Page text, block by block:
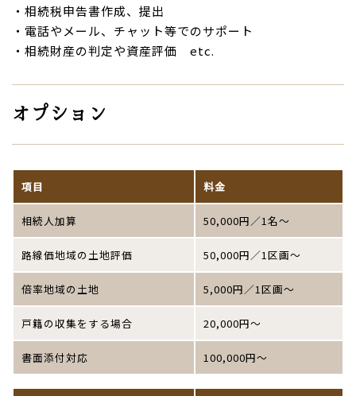
・相続税申告書作成、提出
・電話やメール、チャット等でのサポート
・相続財産の判定や資産評価 etc.
オプション
項目 料金
相続人加算 50,000円／1名～
路線価地域の土地評価 50,000円／1区画～
倍率地域の土地 5,000円／1区画～
戸籍の収集をする場合 20,000円～
書面添付対応 100,000円～